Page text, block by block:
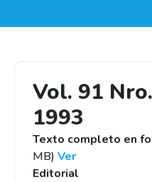
Vol. 91
1993
Texto completo en
MB) Ver
Editorial